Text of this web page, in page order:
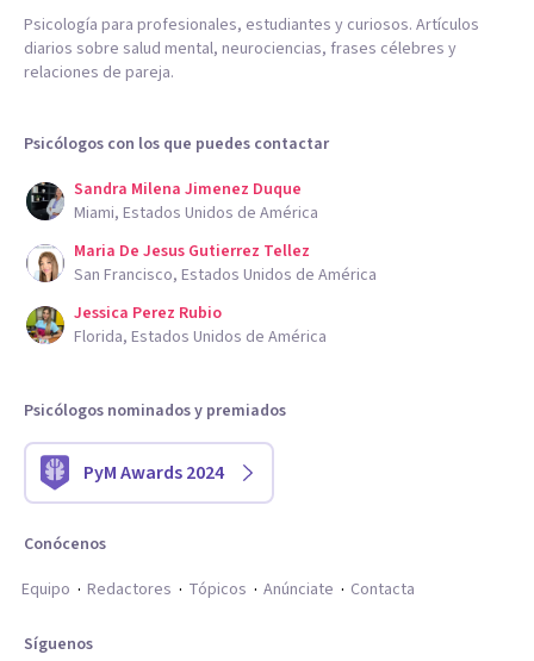
Psicología para profesionales, estudiantes y curiosos. Artículos
diarios sobre salud mental, neurociencias, frases célebres y
relaciones de pareja.
Psicólogos con los que puedes contactar
Sandra Milena Jimenez Duque
Miami, Estados Unidos de América
Maria De Jesus Gutierrez Tellez
San Francisco, Estados Unidos de América
Jessica Perez Rubio
Florida, Estados Unidos de América
Psicólogos nominados y premiados
PyM Awards 2024
Conócenos
Equipo
Redactores Tópicos Anúnciate Contacta
Síguenos